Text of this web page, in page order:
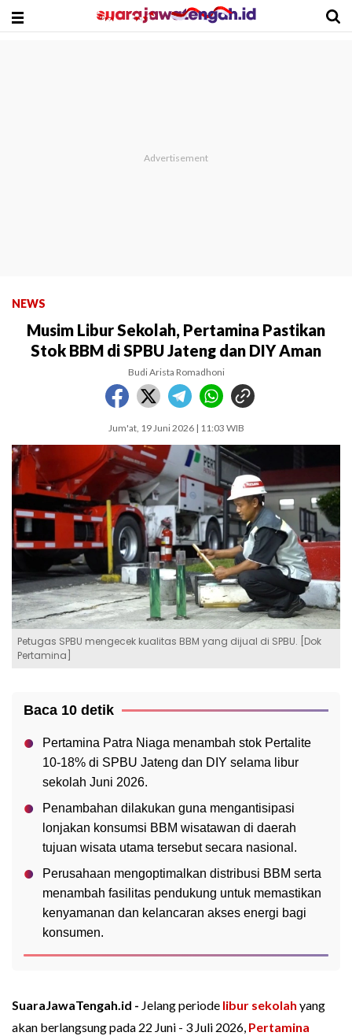
NEWS
Musim Libur Sekolah, Pertamina Pastikan
Stok BBM di SPBU Jateng dan DIY Aman
Budi Arista Romadhoni
Jum'at, 19 Juni 2026 | 11:03 WIB
Petugas SPBU mengecek kualitas BBM yang dijual di SPBU. [Dok
Pertamina]
Baca 10 detik
Pertamina Patra Niaga menambah stok Pertalite
10-18% di SPBU Jateng dan DIY selama libur
sekolah Juni 2026.
Penambahan dilakukan guna mengantisipasi
lonjakan konsumsi BBM wisatawan di daerah
tujuan wisata utama tersebut secara nasional.
Perusahaan mengoptimalkan distribusi BBM serta
menambah fasilitas pendukung untuk memastikan
kenyamanan dan kelancaran akses energi bagi
konsumen.
SuaraJawaTengah.id - Jelang periode libur sekolah yang
akan berlangsung pada 22 Juni - 3 Juli 2026, Pertamina